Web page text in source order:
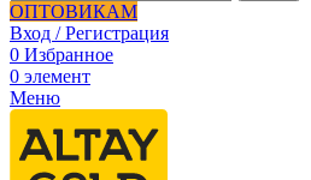
ОПТОВИКАМ
Вход / Регистрация
0 Избранное
0 элемент
Меню